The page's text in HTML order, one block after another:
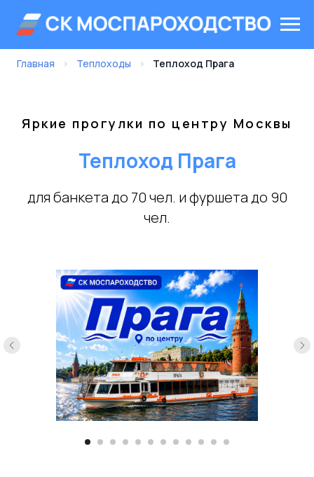
Главная › Теплоходы › Теплоход Прага
Яркие прогулки по центру Москвы
Теплоход Прага
для банкета до 70 чел. и фуршета до 90
чел.